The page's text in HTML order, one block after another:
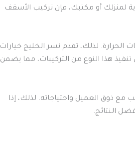
لمنزلك أو مكتبك، فإن تركيب الأسقف
لذلك، تقدم نسر الخليج خيارات
هذا النوع من التركيبات، مما يضمن
ذوق العميل واحتياجاته. لذلك، إذا
النتائج.